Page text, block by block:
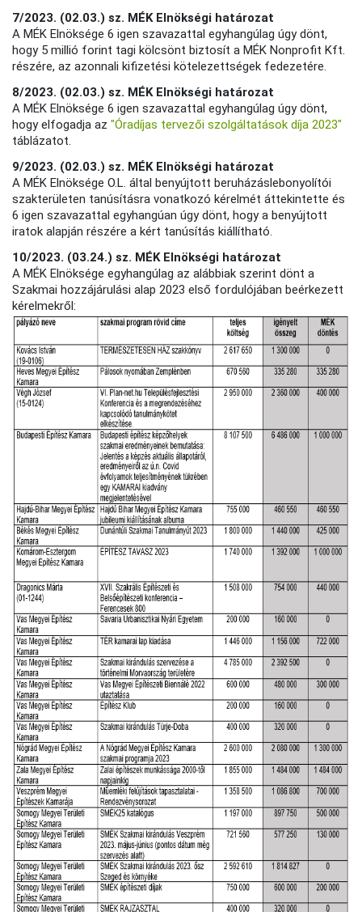
7/2023. (02.03.) sz. MÉK Elnökségi határozat
A MÉK Elnöksége 6 igen szavazattal egyhangúlag úgy dönt,
hogy 5 millió forint tagi kölcsönt biztosít a MÉK Nonprofit Kft.
részére, az azonnali kifizetési kötelezettségek fedezetére.
8/2023. (02.03.) sz. MÉK Elnökségi határozat
A MÉK Elnöksége 6 igen szavazattal egyhangúlag úgy dönt,
hogy elfogadja az"Óradíjas tervezői szolgáltatások díja 2023"
táblázatot.
9/2023. (02.03.) sz. MÉK Elnökségi határozat
A MÉK Elnöksége O.L. által benyújtott beruházáslebonyolítói
szakterületen tanúsításra vonatkozó kérelmét áttekintette és
6 igen szavazattal egyhangúan úgy dönt, hogy a benyújtott
iratok alapján részére a kért tanúsítás kiállítható.
10/2023. (03.24.) sz. MÉK Elnökségi határozat
A MÉK Elnöksége egyhangúlag az alábbiak szerint dönt a
Szakmai hozzájárulási alap 2023 első fordulójában beérkezett
kérelmekről: